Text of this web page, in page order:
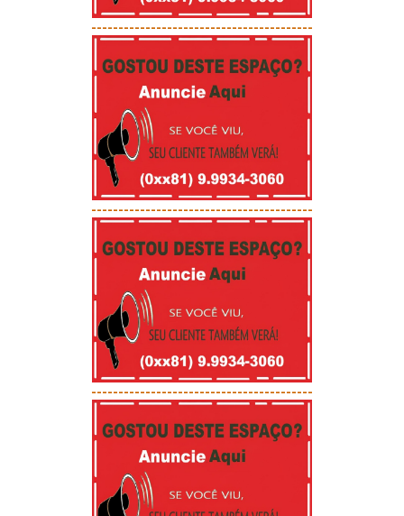
-----------------------------------------
-----------------------------------------
-----------------------------------------